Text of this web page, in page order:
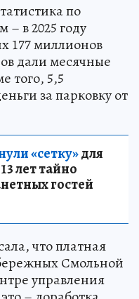
по
в 2025 году
177 миллионов
дали месячные
того, 5,5
за парковку от
«сетку»для
лет тайно
гостей
что платная
Смольной
управления